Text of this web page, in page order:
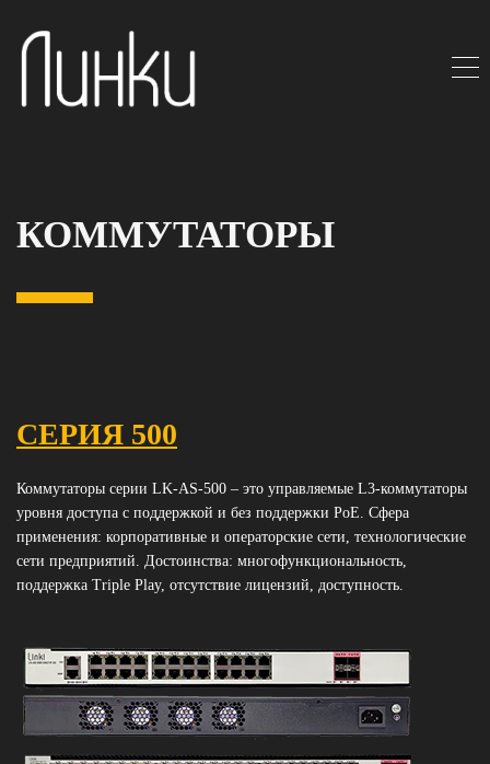
КОММУТАТОРЫ
СЕРИЯ 500
Коммутаторы серии LK-AS-500 – это управляемые L3-коммутаторы
уровня доступа c поддержкой и без поддержки PoE. Сфера
применения: корпоративные и операторские сети, технологические
сети предприятий. Достоинства: многофункциональность,
поддержка Triple Play, отсутствие лицензий, доступность.